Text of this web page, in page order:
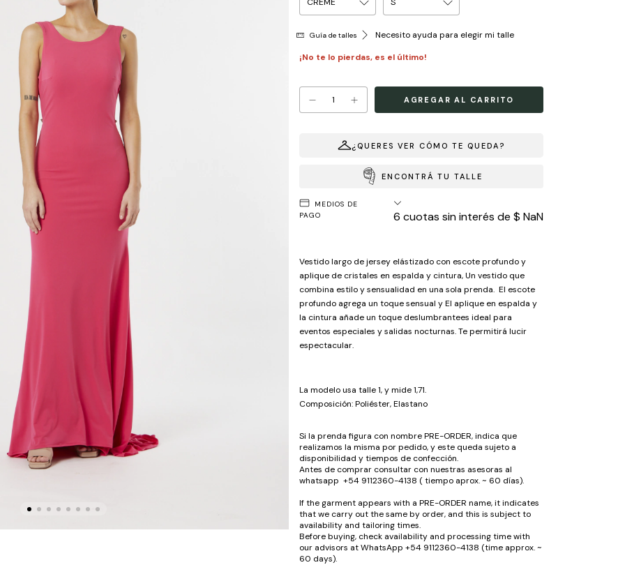
Guía de talles Necesito ayuda para elegir mi talle
¿QUERES VER CÓMO TE QUEDA?
ENCONTRÁ TU TALLE
¡No te lo pierdas, es el último!
MEDIOS DE
PAGO
6 cuotas sin interés de $ NaN
Vestido largo de jersey elástizado con escote profundo y
aplique de cristales en espalda y cintura, Un vestido que
combina estilo y sensualidad en una sola prenda. El escote
profundo agrega un toque sensual y El aplique en espalda y
la cintura añade un toque deslumbrantees ideal para
eventos especiales y salidas nocturnas. Te permitirá lucir
espectacular.
La modelo usa talle 1, y mide 1,71.
Composición: Poliéster, Elastano
Si la prenda figura con nombre PRE-ORDER, indica que
realizamos la misma por pedido, y este queda sujeto a
disponibilidad y tiempos de confección.
Antes de comprar consultar con nuestras asesoras al
whatsapp +54 9112360-4138 ( tiempo aprox. ~ 60 días).
If the garment appears with a PRE-ORDER name, it indicates
that we carry out the same by order, and this is subject to
availability and tailoring times.
Before buying, check availability and processing time with
our advisors at WhatsApp +54 9112360-4138 (time approx. ~
60 days).